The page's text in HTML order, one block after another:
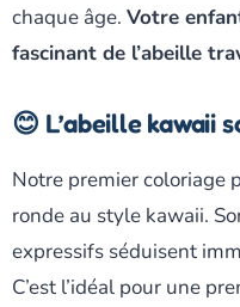
chaque âge. Votre
fascinant de l’abeille
😊 L’abeille kawaii
Notre premier coloriage
ronde au style kawaii.
expressifs séduisent
C’est l’idéal pour une